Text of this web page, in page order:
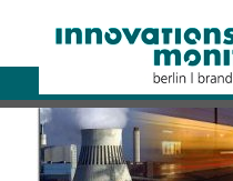
logo